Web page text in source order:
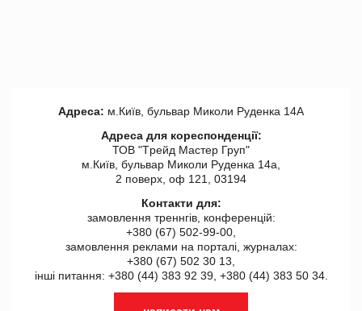
Адреса: м.Київ, бульвар Миколи Руденка 14А
Адреса для кореспонденції:
ТОВ "Tрейд Мастер Груп"
м.Київ, бульвар Миколи Руденка 14а,
2 поверх, оф 121, 03194
Контакти для:
замовлення треннгів, конференцій:
+380 (67) 502-99-00,
замовлення реклами на порталі, журналах:
+380 (67) 502 30 13,
інші питання: +380 (44) 383 92 39, +380 (44) 383 50 34.